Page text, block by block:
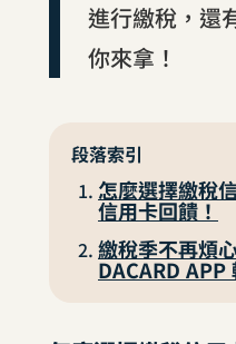
進行繳稅，還
你來拿！
段落索引
怎麼選擇繳稅
信用卡回饋！
繳稅季不再煩
DACARD APP